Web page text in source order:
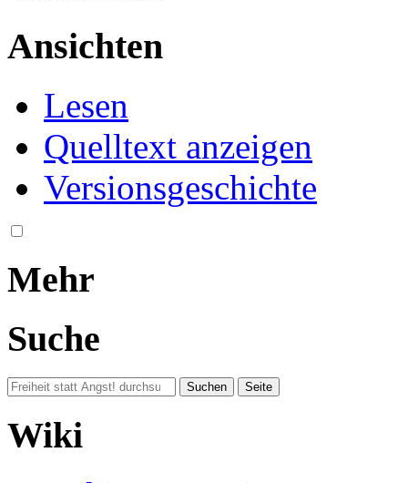
Ansichten
Lesen
Quelltext anzeigen
Versionsgeschichte
Mehr
Suche
Wiki